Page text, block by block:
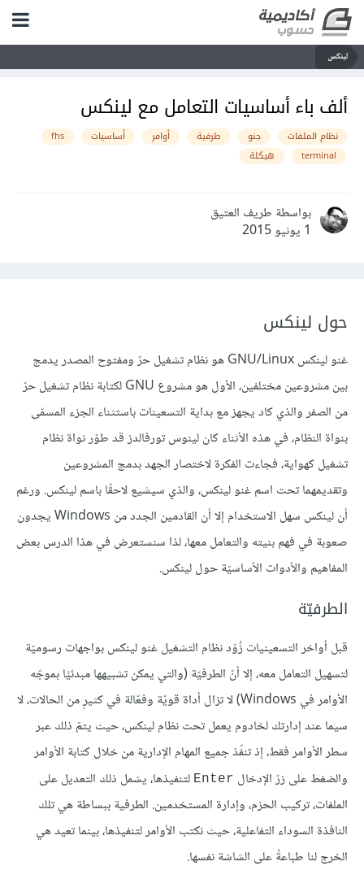
لينكس
ألف باء أساسيات التعامل مع لينكس
نظام الملفات جنو طرفية أوامر أساسيات
fhs
terminal
هيكلة
بواسطة طريف العتيق
1 يونيو 2015
حول لينكس
غنو لينكس GNU/Linux هو نظام تشغيل حرّ ومفتوح المصدر يدمج
بين مشروعين مختلفين، الأول هو مشروع GNU لكتابة نظام تشغيل حرّ
من الصفر والذي كاد يجهز مع بداية التسعينات باستثناء الجزء المسمّى
بنواة النظام، في هذه الأثناء كان لينوس تورفالدز قد طوّر نواة نظام
تشغيل كهواية، فجاءت الفكرة لاختصار الجهد بدمج المشروعين
وتقديمهما تحت اسم غنو لينكس، والذي سيشيع لاحقًا باسم لينكس. ورغم
أن لينكس سهل الاستخدام إلا أن القادمين الجدد من Windows يجدون
صعوبة في فهم بنيته والتعامل معها، لذا سنستعرض في هذا الدرس بعض
المفاهيم والأدوات الأساسيّة حول لينكس.
الطرفيّة
قبل أواخر التسعينيات زُوّد نظام التشغيل غنو لينكس بواجهات رسوميّة
لتسهيل التعامل معه، إلا أنّ الطرفيّة (والتي يمكن تشبيهها مبدئيًا بموجّه
الأوامر في Windows) لا تزال أداة قويّة وفعّالة في كثيرٍ من الحالات، لا
سيما عند إدارتك لخادوم يعمل تحت نظام لينكس، حيث يتمّ ذلك عبر
سطر الأوامر فقط، إذ تنفّذ جميع المهام الإدارية من خلال كتابة الأوامر
والضغط على زرّ الإدخال Enter لتنفيذها، يشمل ذلك التعديل على
الملفات، تركيب الحزم، وإدارة المستخدمين. الطرفية ببساطة هي تلك
النافذة السوداء التفاعلية، حيث نكتب الأوامر لتنفيذها، بينما تعيد هي
الخرج لنا طباعةً على الشاشة نفسها.